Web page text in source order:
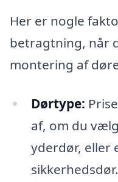
Her er nogle
betragtning, når
montering af
Dørtype:
af, om du
yderdør, eller
sikkerhedsdør.